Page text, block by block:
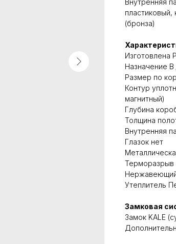
Внутренняя
(бронза)
Изготовлена
Назначение В
Размер по
Контур
магнитный)
Глубина
Толщина
Внутренняя
Глазок нет
Терморазрыв
Утеплитель
Замковая
Замок KALE